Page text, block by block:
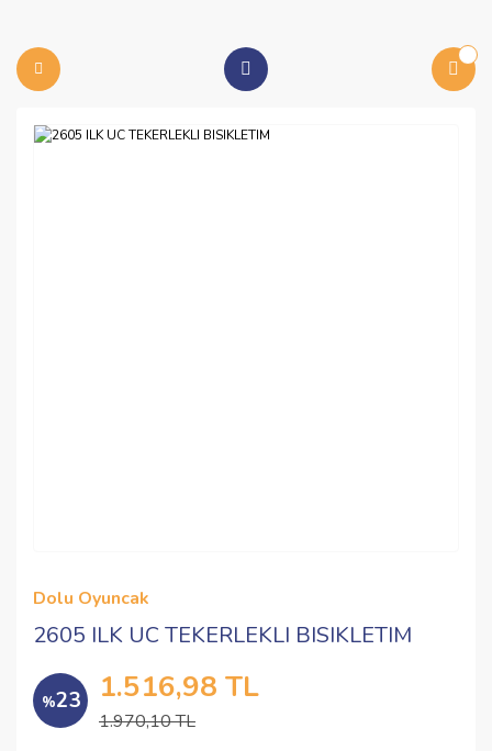
Dolu Oyuncak
2605 ILK UC TEKERLEKLI BISIKLETIM
%23 1.516,98 TL
1.970,10 TL